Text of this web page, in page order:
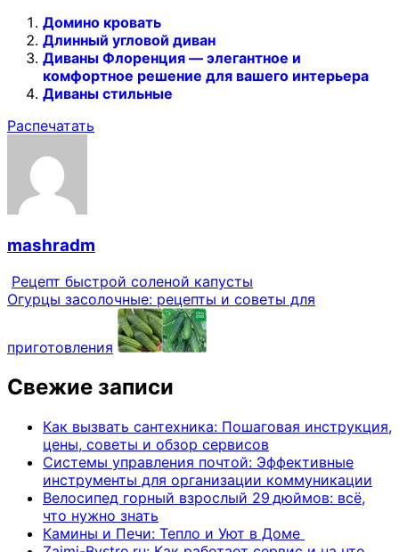
Домино кровать
Длинный угловой диван
Диваны Флоренция — элегантное и
комфортное решение для вашего интерьера
Диваны стильные
Распечатать
mashradm
Рецепт быстрой соленой капусты
Огурцы засолочные: рецепты и советы для
приготовления
Свежие записи
Как вызвать сантехника: Пошаговая инструкция,
цены, советы и обзор сервисов
Системы управления почтой: Эффективные
инструменты для организации коммуникации
Велосипед горный взрослый 29 дюймов: всё,
что нужно знать
Камины и Печи: Тепло и Уют в Доме